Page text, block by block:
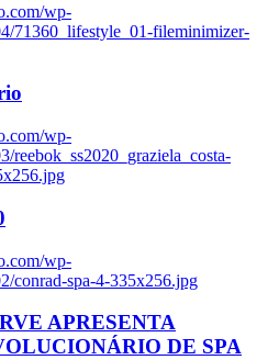
wp-
71360_lifestyle_01-fileminimizer-
wp-
reebok_ss2020_graziela_costa-
wp-
conrad-spa-4-335x256.jpg
APRESENTA
DE SPA